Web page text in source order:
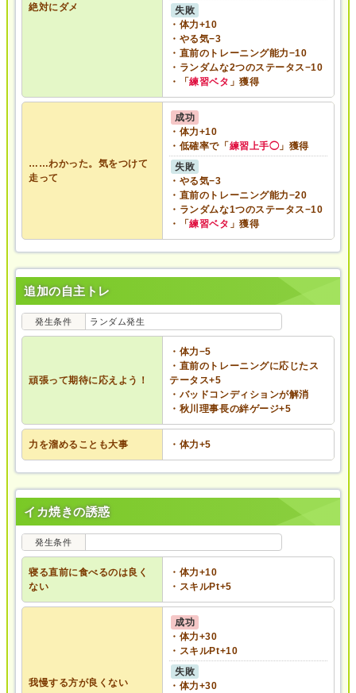
絶対にダメ 失敗
・体力+10
・やる気−3
・直前のトレーニング能力−10
・ランダムな2つのステータス−10
・「練習ベタ 」獲得
……わかった。気をつけて
走って
成功
・体力+10
・低確率で「練習上手◯」獲得
失敗
・やる気−3
・直前のトレーニング能力−20
・ランダムな1つのステータス−10
・「練習ベタ 」獲得
追加の自主トレ
発生条件 ランダム発生
頑張って期待に応えよう！
・体力−5
・直前のトレーニングに応じたス
テータス+5
・バッドコンディションが解消
・秋川理事長の絆ゲージ+5
力を溜めることも大事 ・体力+5
イカ焼きの誘惑
発生条件
寝る直前に食べるのは良く
ない
・体力+10
・スキルPt+5
我慢する方が良くない
成功
・体力+30
・スキルPt+10
失敗
・体力+30